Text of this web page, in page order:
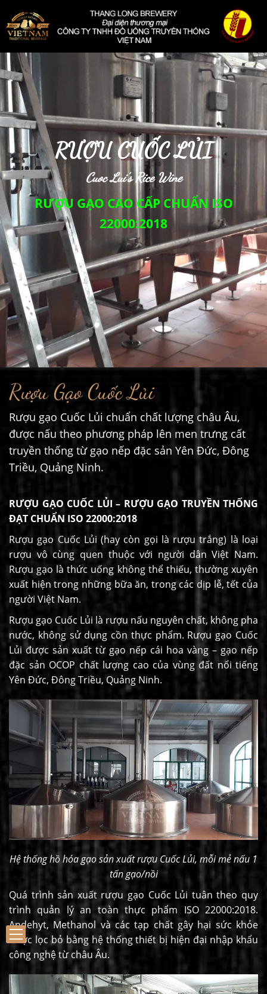
RƯỢU CUỐC LỦI
Cuoc Lui’s Rice Wine
RƯỢU GẠO CAO CẤP CHUẨN ISO
22000:2018
Rượu Gạo Cuốc Lủi
Rượu gạo Cuốc Lủi chuẩn chất lượng châu Âu,
được nấu theo phương pháp lên men trưng cất
truyền thống từ gạo nếp đặc sản Yên Đức, Đông
Triều, Quảng Ninh.
RƯỢU GẠO CUỐC LỦI – RƯỢU GẠO TRUYỀN THỐNG
ĐẠT CHUẨN ISO 22000:2018
Rượu gạo Cuốc Lủi (hay còn gọi là rượu trắng) là loại
rượu vô cùng quen thuộc với người dân Việt Nam.
Rượu gạo là thức uống không thể thiếu, thường xuyên
xuất hiện trong những bữa ăn, trong các dịp lễ, tết của
người Việt Nam.
Rượu gạo Cuốc Lủi là rượu nấu nguyên chất, không pha
nước, không sử dụng cồn thực phẩm. Rượu gạo Cuốc
Lủi được sản xuất từ gạo nếp cái hoa vàng – gạo nếp
đặc sản OCOP chất lượng cao của vùng đất nổi tiếng
Yên Đức, Đông Triều, Quảng Ninh.
Hệ thống hồ hóa gạo sản xuất rượu Cuốc Lủi, mỗi mẻ nấu 1
tấn gạo/nồi
Quá trình sản xuất rượu gạo Cuốc Lủi tuân theo quy
trình quản lý an toàn thực phẩm ISO 22000:2018.
Andehyt, Methanol và các tạp chất gây hại sức khỏe
được lọc bỏ bằng hệ thống thiết bị hiện đại nhập khẩu
công nghệ từ châu Âu.